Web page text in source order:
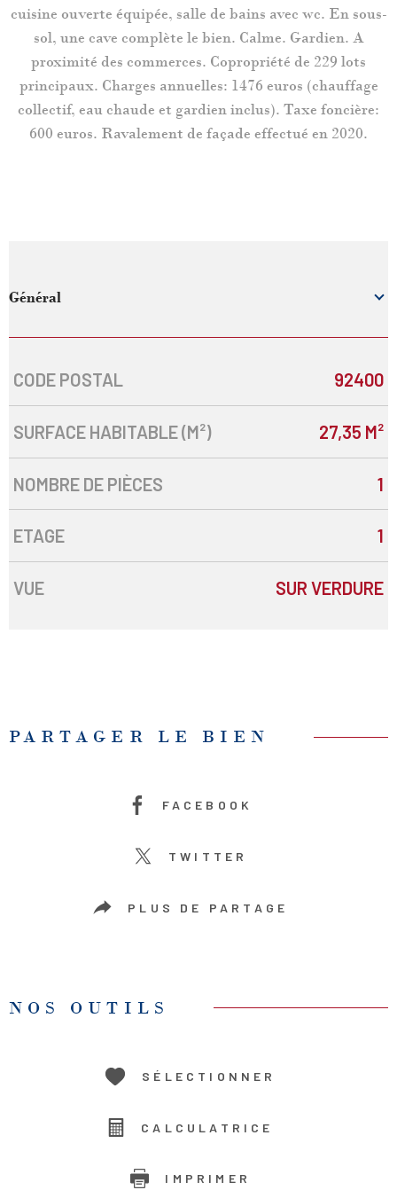
cuisine ouverte équipée, salle de bains avec wc. En sous-
sol, une cave complète le bien. Calme. Gardien. A
proximité des commerces. Copropriété de 229 lots
principaux. Charges annuelles: 1476 euros (chauffage
collectif, eau chaude et gardien inclus). Taxe foncière:
600 euros. Ravalement de façade effectué en 2020.
Général
Caractérisque Valeurs
CODE POSTAL 92400
SURFACE HABITABLE (M²) 27,35 M²
NOMBRE DE PIÈCES 1
ETAGE 1
VUE SUR VERDURE
PARTAGER LE BIEN
FACEBOOK
TWITTER
PLUS DE PARTAGE
NOS OUTILS
SÉLECTIONNER
CALCULATRICE
IMPRIMER